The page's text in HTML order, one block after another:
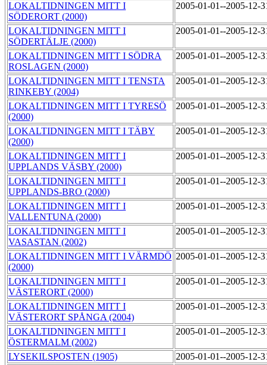
LOKALTIDNINGEN MITT I
SÖDERORT (2000)
2005-01-01--2005-12-
LOKALTIDNINGEN MITT I
SÖDERTÄLJE (2000)
2005-01-01--2005-12-
LOKALTIDNINGEN MITT I SÖDRA
ROSLAGEN (2000)
2005-01-01--2005-12-
LOKALTIDNINGEN MITT I TENSTA
RINKEBY (2004)
2005-01-01--2005-12-
LOKALTIDNINGEN MITT I TYRESÖ
(2000)
2005-01-01--2005-12-
LOKALTIDNINGEN MITT I TÄBY
(2000)
2005-01-01--2005-12-
LOKALTIDNINGEN MITT I
UPPLANDS VÄSBY (2000)
2005-01-01--2005-12-
LOKALTIDNINGEN MITT I
UPPLANDS-BRO (2000)
2005-01-01--2005-12-
LOKALTIDNINGEN MITT I
VALLENTUNA (2000)
2005-01-01--2005-12-
LOKALTIDNINGEN MITT I
VASASTAN (2002)
2005-01-01--2005-12-
LOKALTIDNINGEN MITT I VÄRMDÖ
(2000)
2005-01-01--2005-12-
LOKALTIDNINGEN MITT I
VÄSTERORT (2000)
2005-01-01--2005-12-
LOKALTIDNINGEN MITT I
VÄSTERORT SPÅNGA (2004)
2005-01-01--2005-12-
LOKALTIDNINGEN MITT I
ÖSTERMALM (2002)
2005-01-01--2005-12-
LYSEKILSPOSTEN (1905)
2005-01-01--2005-12-